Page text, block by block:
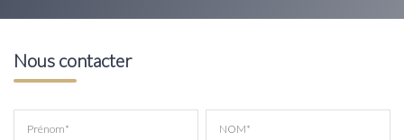
Nous contacter
Prénom* NOM*